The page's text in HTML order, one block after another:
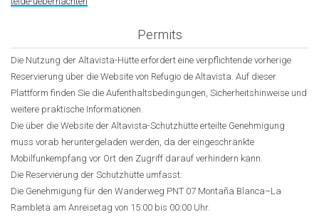
Permits
Die Nutzung der Altavista-Hütte erfordert eine verpflichtende vorherige
Reservierung über die Website von Refugio de Altavista. Auf dieser
Plattform finden Sie die Aufenthaltsbedingungen, Sicherheitshinweise und
weitere praktische Informationen.
Die über die Website der Altavista-Schutzhütte erteilte Genehmigung
muss vorab heruntergeladen werden, da der eingeschränkte
Mobilfunkempfang vor Ort den Zugriff darauf verhindern kann.
Die Reservierung der Schutzhütte umfasst:
Die Genehmigung für den Wanderweg PNT 07 Montaña Blanca–La
Rambleta am Anreisetag von 15:00 bis 00:00 Uhr.